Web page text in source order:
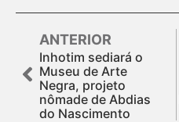
ANTERIOR
Inhotim sediará o
Museu de Arte
Negra, projeto
nômade de Abdias
do Nascimento